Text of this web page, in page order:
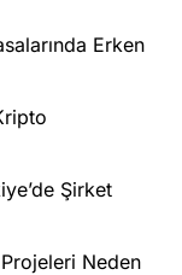
Erken
Şirket
Neden